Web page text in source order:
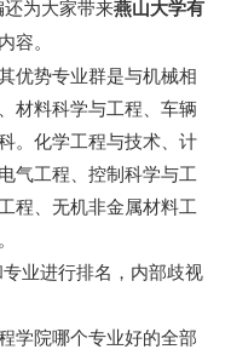
为大家带来燕山大学有
容。
优势专业群是与机械相
材料科学与工程、车辆
。化学工程与技术、计
气工程、控制科学与工
程、无机非金属材料工
业进行排名，内部歧视
学院哪个专业好的全部